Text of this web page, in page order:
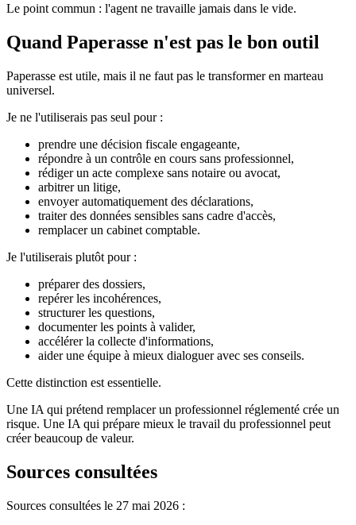
Le point commun : l'agent ne travaille jamais dans le vide.
Quand Paperasse n'est pas le bon outil
Paperasse est utile, mais il ne faut pas le transformer en marteau
universel.
Je ne l'utiliserais pas seul pour :
prendre une décision fiscale engageante,
répondre à un contrôle en cours sans professionnel,
rédiger un acte complexe sans notaire ou avocat,
arbitrer un litige,
envoyer automatiquement des déclarations,
traiter des données sensibles sans cadre d'accès,
remplacer un cabinet comptable.
Je l'utiliserais plutôt pour :
préparer des dossiers,
repérer les incohérences,
structurer les questions,
documenter les points à valider,
accélérer la collecte d'informations,
aider une équipe à mieux dialoguer avec ses conseils.
Cette distinction est essentielle.
Une IA qui prétend remplacer un professionnel réglementé crée un
risque. Une IA qui prépare mieux le travail du professionnel peut
créer beaucoup de valeur.
Sources consultées
Sources consultées le 27 mai 2026 :